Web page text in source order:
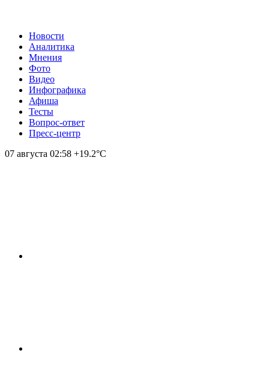
Новости
Аналитика
Мнения
Фото
Видео
Инфографика
Афиша
Тесты
Вопрос-ответ
Пресс-центр
07 августа 02:58 +19.2°С